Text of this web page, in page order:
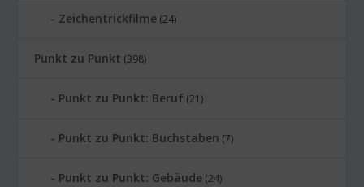
Zeichentrickfilme (24)
Punkt zu Punkt (398)
Punkt zu Punkt: Beruf (21)
Punkt zu Punkt: Buchstaben (7)
Punkt zu Punkt: Gebäude (24)